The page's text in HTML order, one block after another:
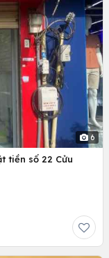
6
tiền số 22 Cửu